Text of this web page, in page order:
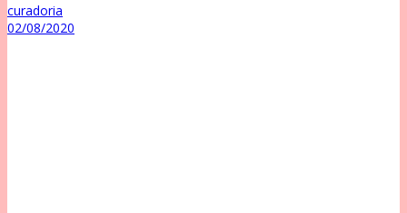
curadoria
02/08/2020